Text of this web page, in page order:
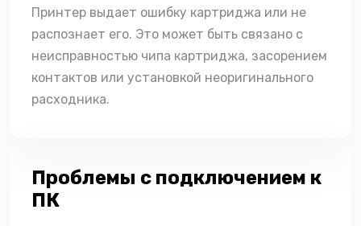
Принтер выдает ошибку картриджа или не
распознает его. Это может быть связано с
неисправностью чипа картриджа, засорением
контактов или установкой неоригинального
расходника.
Проблемы с подключением к
ПК